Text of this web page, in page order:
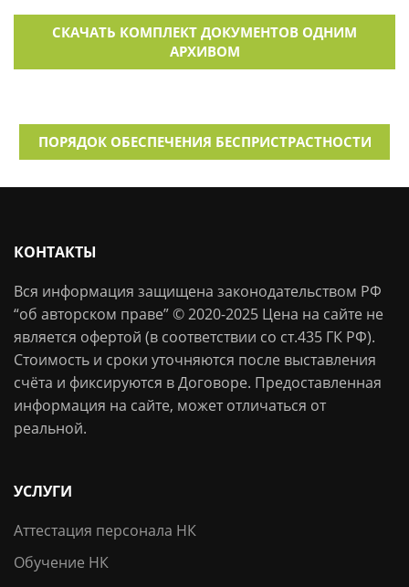
СКАЧАТЬ КОМПЛЕКТ ДОКУМЕНТОВ ОДНИМ
АРХИВОМ
ПОРЯДОК ОБЕСПЕЧЕНИЯ БЕСПРИСТРАСТНОСТИ
КОНТАКТЫ
Вся информация защищена законодательством РФ
“об авторском праве” © 2020-2025 Цена на сайте не
является офертой (в соответствии со ст.435 ГК РФ).
Стоимость и сроки уточняются после выставления
счёта и фиксируются в Договоре. Предоставленная
информация на сайте, может отличаться от
реальной.
УСЛУГИ
Аттестация персонала НК
Обучение НК